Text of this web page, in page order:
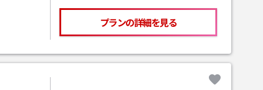
プランの詳細を見る